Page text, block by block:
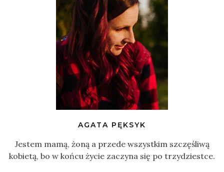
AGATA PĘKSYK
Jestem mamą, żoną a przede wszystkim szczęśliwą
kobietą, bo w końcu życie zaczyna się po trzydziestce.